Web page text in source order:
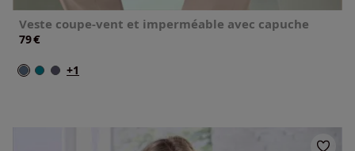
Veste coupe-vent et imperméable avec capuche
79€
+1